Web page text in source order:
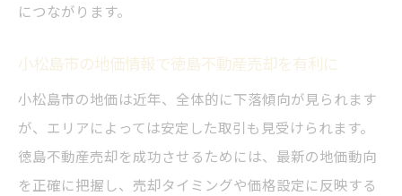
につながります。
小松島市の地価情報で徳島不動産売却を有利に
小松島市の地価は近年、全体的に下落傾向が見られます
が、エリアによっては安定した取引も見受けられます。
徳島不動産売却を成功させるためには、最新の地価動向
を正確に把握し、売却タイミングや価格設定に反映する